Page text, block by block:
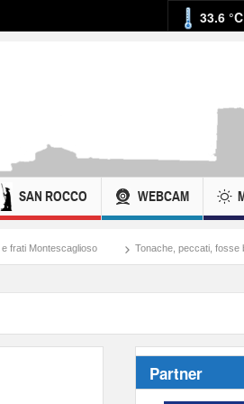
33.6 °C
SAN ROCCO WEBCAM
Tonache, peccati, fosse biologiche e maccheroni
Partner